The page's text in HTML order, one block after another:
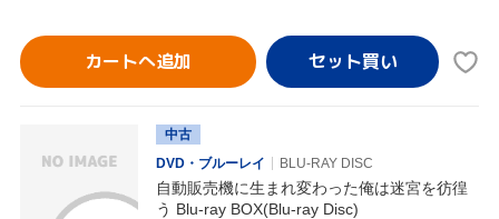
カートへ追加
中古
DVD・ブルーレイ
BLU-RAY DISC
自動販売機に生まれ変わった俺は迷宮を彷徨
う Blu-ray BOX(Blu-ray Disc)